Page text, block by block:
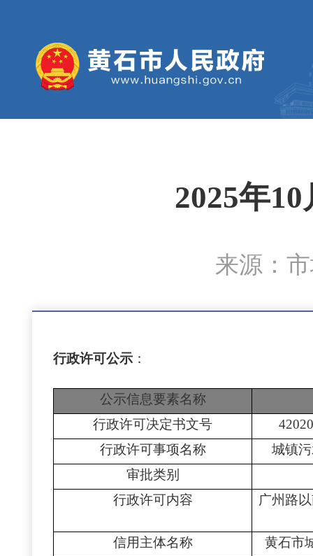
2025年
来源：
行政许可公示 ：
公示信息要素名称
行政许可决定书文号
行政许可事项名称
城镇
审批类别
行政许可内容
广州路
信用主体名称
黄石市